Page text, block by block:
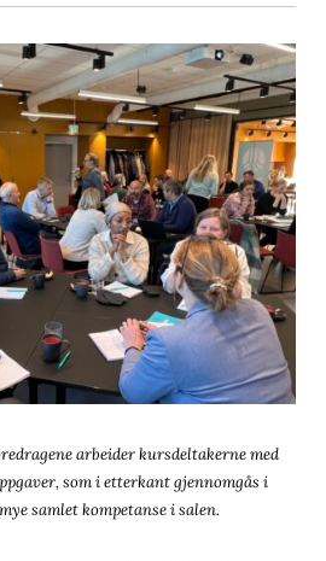
arbeider kursdeltakerne med
som i etterkant gjennomgås i
samlet kompetanse i salen.